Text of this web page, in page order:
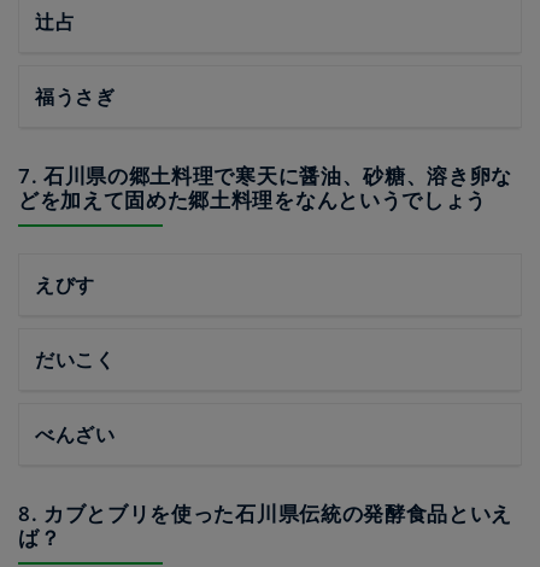
辻占
福うさぎ
7. 石川県の郷土料理で寒天に醤油、砂糖、溶き卵な
どを加えて固めた郷土料理をなんというでしょう
えびす
だいこく
べんざい
8. カブとブリを使った石川県伝統の発酵食品といえ
ば？